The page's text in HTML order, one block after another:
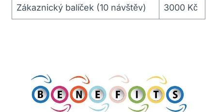
Zákaznický balíček (10 návštěv) 3000 Kč